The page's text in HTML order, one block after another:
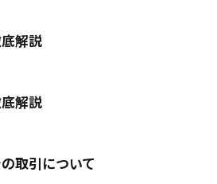
解説
解説
取引について